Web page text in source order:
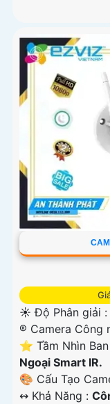
☀️ Độ Phân giải :
®️ Camera Công
⭐ Tầm Nhìn
Ngoại Smart IR.
🎨 Cấu Tạo
️↭ Khả Năng :